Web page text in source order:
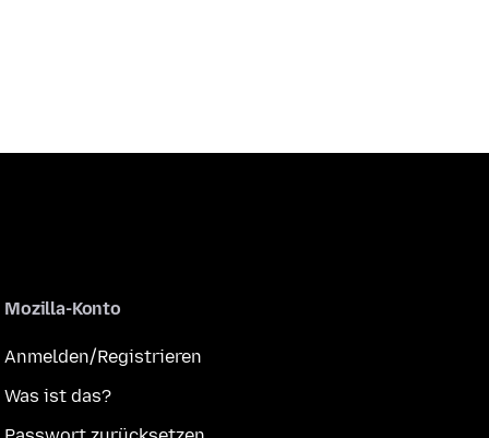
Mozilla-Konto
Anmelden/Registrieren
Was ist das?